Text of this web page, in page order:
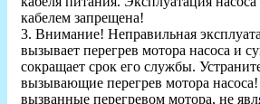
кабелем запрещена!
3. Внимание! Неправильная
вызывает перегрев мотора насоса и
сокращает срок его службы.
вызывающие перегрев мотора
вызванные перегревом мотора, не